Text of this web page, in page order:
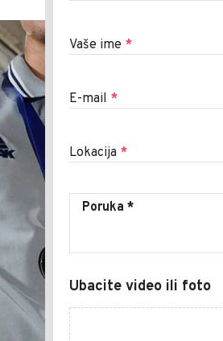
Vaše ime *
E-mail *
Lokacija *
Ubacite video ili foto